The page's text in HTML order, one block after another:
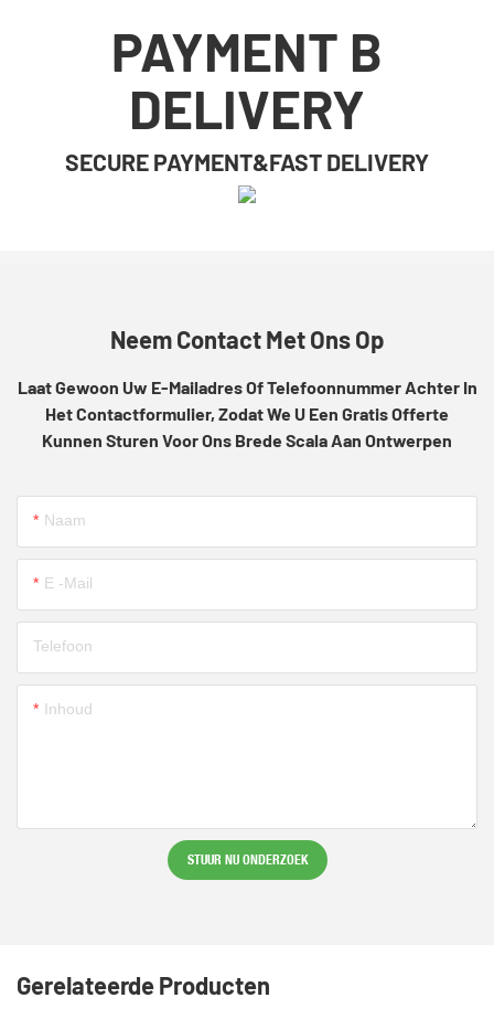
PAYMENT B
DELIVERY
SECURE PAYMENT&FAST DELIVERY
Neem Contact Met Ons Op
Laat Gewoon Uw E-Mailadres Of Telefoonnummer Achter In
Het Contactformulier, Zodat We U Een Gratis Offerte
Kunnen Sturen Voor Ons Brede Scala Aan Ontwerpen
Naam
E -mail
Telefoon
Inhoud
STUUR NU ONDERZOEK
Gerelateerde Producten